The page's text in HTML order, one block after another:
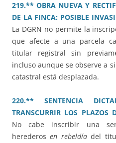
219.** OBRA NUEVA Y
DE LA FINCA: POSIBLE
La DGRN no permite la
que afecte a una parcela
titular registral sin
incluso aunque se observe a
catastral está desplazada.
220.** SENTENCIA
TRANSCURRIR LOS PLAZOS
No cabe inscribir una
herederosen rebeldíadel